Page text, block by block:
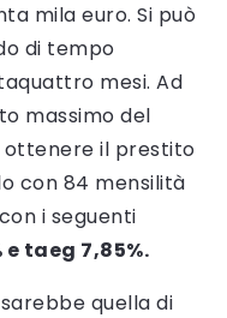
mila euro. Si può
di tempo
mesi. Ad
massimo del
il prestito
con 84 mensilità
i seguenti
e taeg 7,85%.
quella di